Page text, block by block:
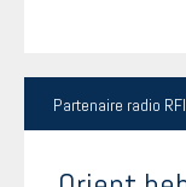
Partenaire radio RFI